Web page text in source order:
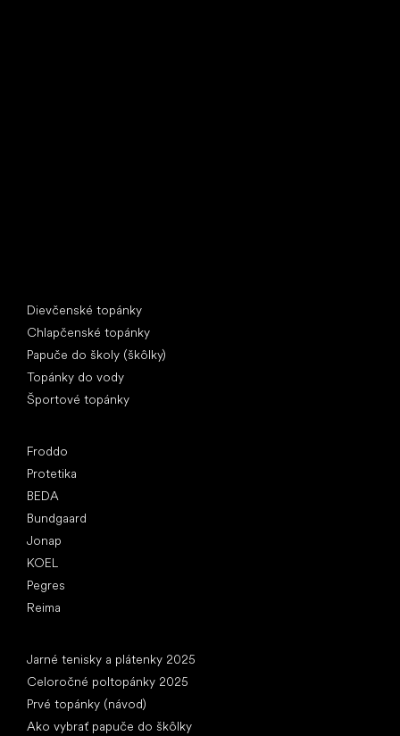
Dievčenské topánky
Chlapčenské topánky
Papuče do školy (škôlky)
Topánky do vody
Športové topánky
Froddo
Protetika
BEDA
Bundgaard
Jonap
KOEL
Pegres
Reima
Jarné tenisky a plátenky 2025
Celoročné poltopánky 2025
Prvé topánky (návod)
Ako vybrať papuče do škôlky